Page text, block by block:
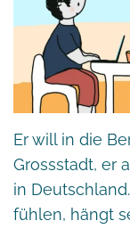
Er will in die
Grossstadt, er
in
fühlen, hängt